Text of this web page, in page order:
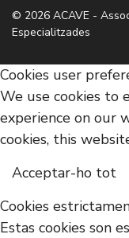
© 2026 ACAVE -
Especialitzades
Cookies user
We use cookies to
experience on our
cookies, this
Acceptar-ho tot
Cookies
Estas cookies son